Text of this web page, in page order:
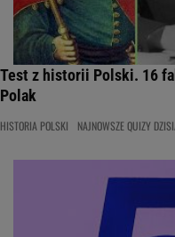
Test z historii Polski. 16
Polak
HISTORIA POLSKI NAJNOWSZE QUIZY